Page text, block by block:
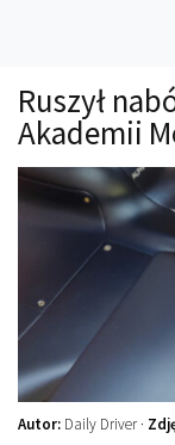
Technika jazdy
Oświetlenie
Kalkulatory
Przelicznik mocy
Auto z niemiec
Galerie
Ruszył
Akademii
Autor: Daily Driver ·